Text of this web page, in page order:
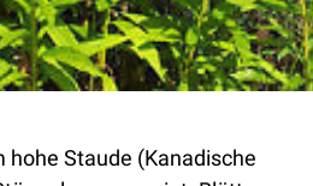
hohe Staude (Kanadische